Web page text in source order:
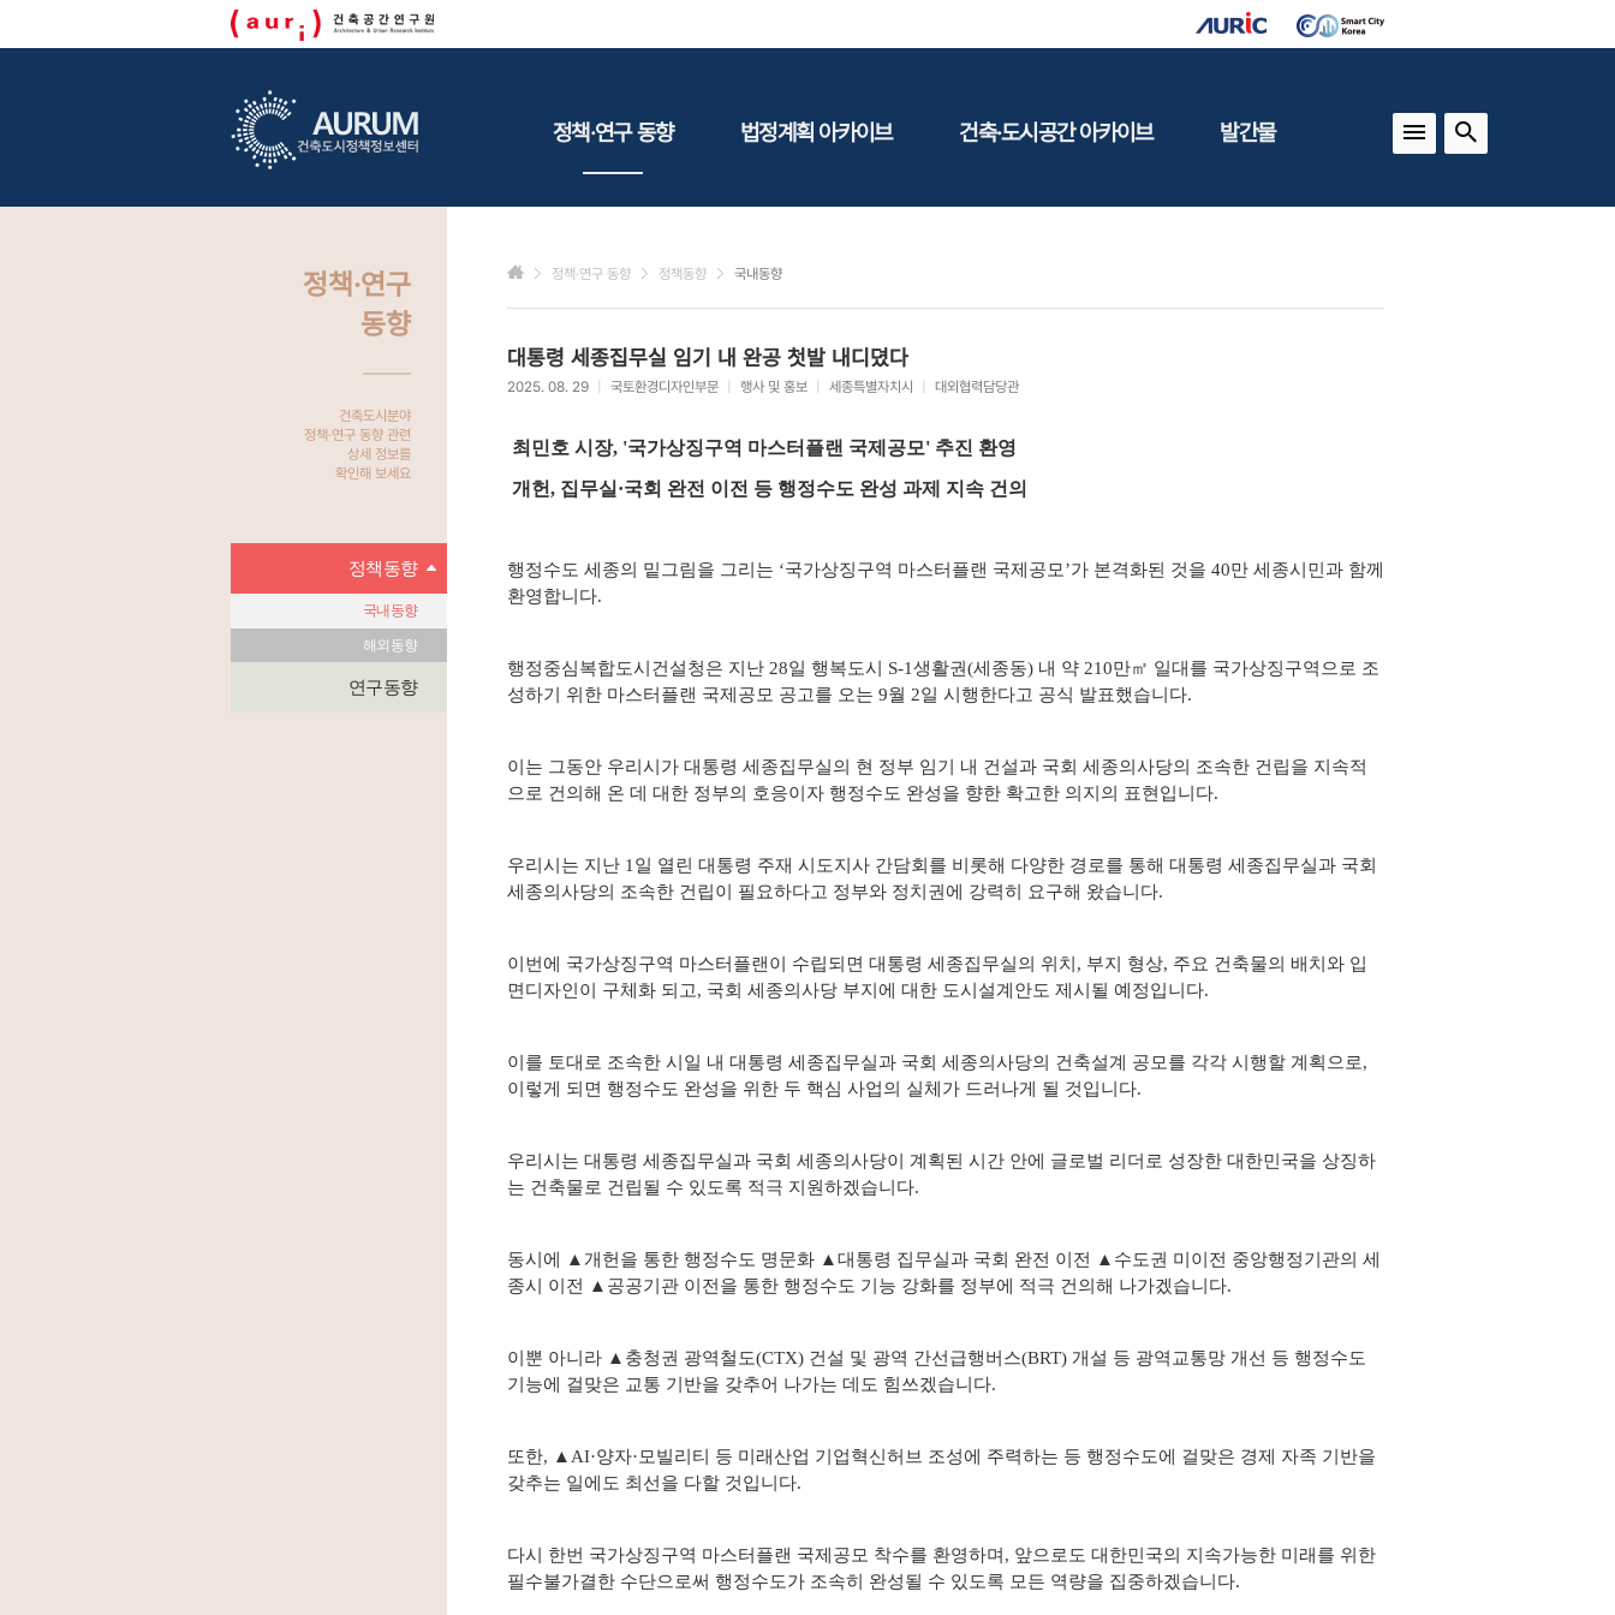
정책·연구 동향
연구동향
법정계획 아카이브
환경
관광
문화
자료실
건축·도시공간 아카이브 발간물
건축도시연구
정책·연구
동향
건축도시분야
정책·연구 동향 관련
상세 정보를
확인해 보세요
정책동향
국내동향
해외동향
연구동향
정책·연구 동향 정책동향 국내동향
대통령 세종집무실 임기 내 완공 첫발 내디뎠다
2025. 08. 29 국토환경디자인부문 행사 및 홍보 세종특별자치시 대외협력담당관
최민호 시장, '국가상징구역 마스터플랜 국제공모' 추진 환영
개헌, 집무실·국회 완전 이전 등 행정수도 완성 과제 지속 건의
행정수도 세종의 밑그림을 그리는 ‘국가상징구역 마스터플랜 국제공모’가 본격화된 것을 40만 세종시민과 함께
환영합니다.
행정중심복합도시건설청은 지난 28일 행복도시 S-1생활권(세종동) 내 약 210만㎡ 일대를 국가상징구역으로 조
성하기 위한 마스터플랜 국제공모 공고를 오는 9월 2일 시행한다고 공식 발표했습니다.
이는 그동안 우리시가 대통령 세종집무실의 현 정부 임기 내 건설과 국회 세종의사당의 조속한 건립을 지속적
으로 건의해 온 데 대한 정부의 호응이자 행정수도 완성을 향한 확고한 의지의 표현입니다.
우리시는 지난 1일 열린 대통령 주재 시도지사 간담회를 비롯해 다양한 경로를 통해 대통령 세종집무실과 국회
세종의사당의 조속한 건립이 필요하다고 정부와 정치권에 강력히 요구해 왔습니다.
이번에 국가상징구역 마스터플랜이 수립되면 대통령 세종집무실의 위치, 부지 형상, 주요 건축물의 배치와 입
면디자인이 구체화 되고, 국회 세종의사당 부지에 대한 도시설계안도 제시될 예정입니다.
이를 토대로 조속한 시일 내 대통령 세종집무실과 국회 세종의사당의 건축설계 공모를 각각 시행할 계획으로,
이렇게 되면 행정수도 완성을 위한 두 핵심 사업의 실체가 드러나게 될 것입니다.
우리시는 대통령 세종집무실과 국회 세종의사당이 계획된 시간 안에 글로벌 리더로 성장한 대한민국을 상징하
는 건축물로 건립될 수 있도록 적극 지원하겠습니다.
동시에 ▲개헌을 통한 행정수도 명문화 ▲대통령 집무실과 국회 완전 이전 ▲수도권 미이전 중앙행정기관의 세
종시 이전 ▲공공기관 이전을 통한 행정수도 기능 강화를 정부에 적극 건의해 나가겠습니다.
이뿐 아니라 ▲충청권 광역철도(CTX) 건설 및 광역 간선급행버스(BRT) 개설 등 광역교통망 개선 등 행정수도
기능에 걸맞은 교통 기반을 갖추어 나가는 데도 힘쓰겠습니다.
또한, ▲AI·양자·모빌리티 등 미래산업 기업혁신허브 조성에 주력하는 등 행정수도에 걸맞은 경제 자족 기반을
갖추는 일에도 최선을 다할 것입니다.
다시 한번 국가상징구역 마스터플랜 국제공모 착수를 환영하며, 앞으로도 대한민국의 지속가능한 미래를 위한
필수불가결한 수단으로써 행정수도가 조속히 완성될 수 있도록 모든 역량을 집중하겠습니다.